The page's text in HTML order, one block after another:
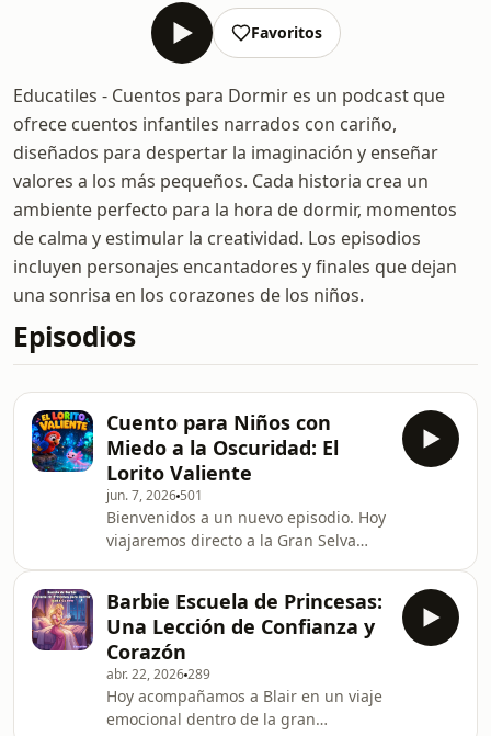
Favoritos
Educatiles - Cuentos para Dormir es un podcast que
ofrece cuentos infantiles narrados con cariño,
diseñados para despertar la imaginación y enseñar
valores a los más pequeños. Cada historia crea un
ambiente perfecto para la hora de dormir, momentos
de calma y estimular la creatividad. Los episodios
incluyen personajes encantadores y finales que dejan
una sonrisa en los corazones de los niños.
Episodios
Cuento para Niños con
Miedo a la Oscuridad: El
Lorito Valiente
jun. 7, 2026 501
Bienvenidos a un nuevo episodio. Hoy
viajaremos directo a la Gran Selva
gusta apagar la luz a la hora de
dormir, este episodio es para ustedes.
Nuestro amigo Pico, un lorito muy
colorido, está a punto de descubrir un
secreto maravilloso que solo se puede
ver cuando todo se queda a oscuras.
Barbie Escuela de Princesas:
Una Lección de Confianza y
Corazón
abr. 22, 2026289
Hoy acompañamos a Blair en un viaje
emocional dentro de la gran